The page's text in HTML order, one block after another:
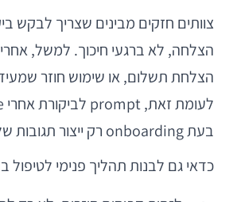
צוותים חזקים מבינים שצריך לבקש
הצלחה, לא ברגעי חיכוך. למשל,
הצלחת תשלום, או שימוש חוזר
בעת onboarding רק ייצור תגובות שליליות.
כדאי גם לבנות תהליך פנימי לטיפול